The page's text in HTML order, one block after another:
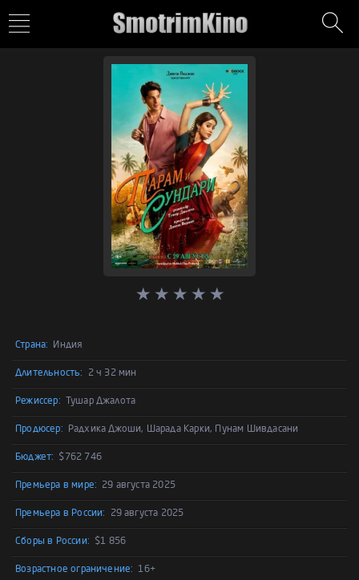
Страна: Индия
Длительность: 2 ч 32 мин
Режиссер: Тушар Джалота
Продюсер: Радхика Джоши, Шарада Карки, Пунам Шивдасани
Бюджет: $762 746
Премьера в мире: 29 августа 2025
Премьера в России: 29 августа 2025
Сборы в России: $1 856
Возрастное ограничение: 16+